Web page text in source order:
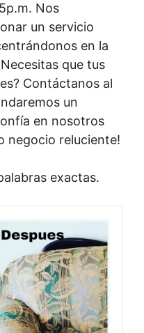
Nos
un servicio
en la
que tus
Contáctanos al
un
en nosotros
negocio reluciente!
exactas.